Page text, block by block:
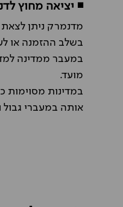
◾ יציאה מחוץ
מדנמרק ניתן
בשלב ההזמנה או
במעבר ממדינה
מועד.
במדינות מסוימות
אותה במעברי גבול